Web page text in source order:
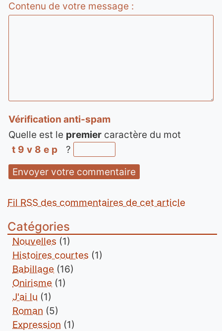
Contenu de votre message :
Vérification anti-spam
Quelle est le premier caractère du mot
t9v8ep
?
Fil RSS des commentaires de cet article
Catégories
Nouvelles (1)
Histoires courtes (1)
Babillage (16)
Onirisme (1)
J'ai lu (1)
Roman (5)
Expression (1)